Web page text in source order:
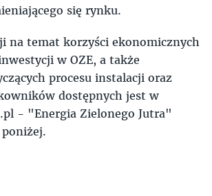
się rynku.
na temat korzyści ekonomicznych
w OZE, a także
procesu instalacji oraz
dostępnych jest w
- "Energia Zielonego Jutra"